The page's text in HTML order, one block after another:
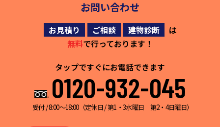
お問い合わせ
お見積り ご相談 建物診断
は
無料で行っております！
タップですぐにお電話できます
0120-932-045
受付 / 8:00～18:00（定休日 / 第1・3水曜日 第2・4日曜日）